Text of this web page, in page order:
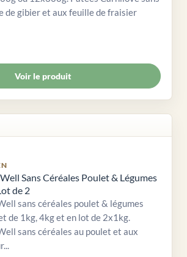
de gibier et aux feuille de fraisier
Voir le produit
Sans Céréales Poulet & Légumes
de 2
sans céréales poulet & légumes
de 1kg, 4kg et en lot de 2x1kg.
sans céréales au poulet et aux